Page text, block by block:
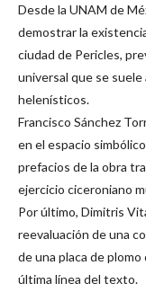
Desde la UNAM de
demostrar la
ciudad de Pericles,
universal que se
helenísticos.
Francisco Sánchez
en el espacio
prefacios de la obra
ejercicio ciceroniano
Por último, Dimitris
reevaluación de una
de una placa de
última línea del texto.